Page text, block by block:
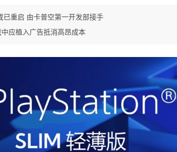
已重启 由卡普空第一开发部接手
应植入广告抵消高昂成本